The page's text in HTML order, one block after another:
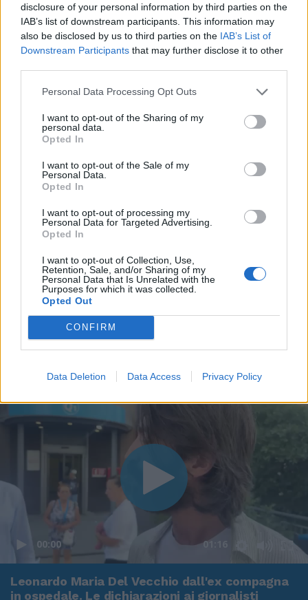
disclosure of your personal information by third parties on the
IAB’s list of downstream participants. This information may
also be disclosed by us to third parties on the IAB’s List of
Downstream Participants that may further disclose it to other
Personal Data Processing Opt Outs
I want to opt-out of the Sharing of my
personal data.
Opted In
I want to opt-out of the Sale of my
Personal Data.
Opted In
I want to opt-out of processing my
Personal Data for Targeted Advertising.
Opted In
I want to opt-out of Collection, Use,
Retention, Sale, and/or Sharing of my
Personal Data that Is Unrelated with the
Purposes for which it was collected.
Opted Out
CONFIRM
Data Deletion Data Access Privacy Policy
00:00 01:16
Leonardo Maria Del Vecchio dall'ex compagna
in ospedale. Le dichiarazioni ai giornalisti